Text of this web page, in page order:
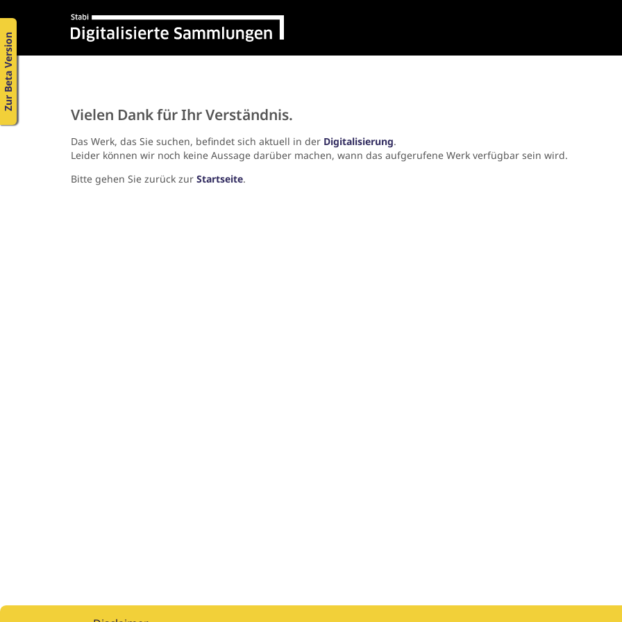
Zur Beta Version
Vielen Dank für Ihr Verständnis.
Das Werk, das Sie suchen, befindet sich aktuell in der Digitalisierung.
Leider können wir noch keine Aussage darüber machen, wann das aufgerufene Werk verfügbar sein wird.
Bitte gehen Sie zurück zur Startseite.